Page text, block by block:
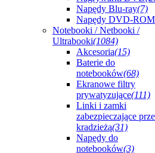
Napędy Blu-ray(7)
Napędy DVD-ROM
Notebooki / Netbooki /
Ultrabooki(1084)
Akcesoria(15)
Baterie do
notebooków(68)
Ekranowe filtry
prywatyzujące(111)
Linki i zamki
zabezpieczające
kradzieżą(31)
Napędy do
notebooków(3)